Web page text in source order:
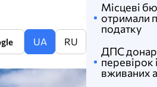
UA RU
Місцеві
отримали
податку
ДПС
перевірок
вживаних